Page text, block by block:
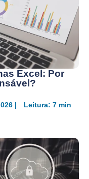
Excel: Por
| Leitura: 7 min